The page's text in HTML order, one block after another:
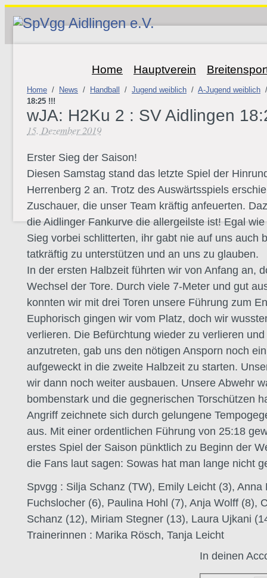
Home Hauptverein
Home / News / Handball / Jugend weiblich / A-Jugend weiblich
18:25 !!!
wJA: H2Ku 2 : SV Aidlingen
15. Dezember 2019
Erster Sieg der Saison!
Diesen Samstag stand das letzte Spiel der
Herrenberg 2 an. Trotz des Auswärtsspiels
Zuschauer, die unser Team kräftig anfeuerten.
die Aidlinger Fankurve die allergeilste ist! Egal
Sieg vorbei schlitterten, ihr gabt nie auf uns auch
tatkräftig zu unterstützen und an uns zu glauben.
In der ersten Halbzeit führten wir von Anfang an,
Wechsel der Tore. Durch viele 7-Meter und gut
konnten wir mit drei Toren unsere Führung zum
Euphorisch gingen wir vom Platz, doch wir
verlieren. Die Befürchtung wieder zu verlieren
anzutreten, gab uns den nötigen Ansporn noch
aufgeweckt in die zweite Halbzeit zu starten.
wir dann noch weiter ausbauen. Unsere Abwehr
bombenstark und die gegnerischen Torschützen
Angriff zeichnete sich durch gelungene
aus. Mit einer ordentlichen Führung von 25:18
erstes Spiel der Saison pünktlich zu Beginn der
die Fans laut sagen: Sowas hat man lange nicht
Spvgg : Silja Schanz (TW), Emily Leicht (3), Anna
Fuchslocher (6), Paulina Hohl (7), Anja Wolff (8),
Schanz (12), Miriam Stegner (13), Laura Ujkani
Trainerinnen : Marika Rösch, Tanja Leicht
In deinen